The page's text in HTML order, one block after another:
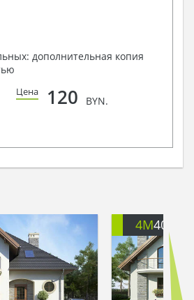
дополнительная копия
Цена 120 BYN.
4M401